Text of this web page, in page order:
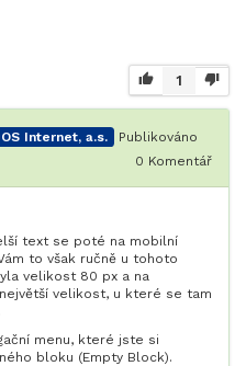
1
Internet, a.s.
Publikováno
0 Komentář
text se poté na mobilní
to však ručně u tohoto
velikost 80 px a na
velikost, u které se tam
menu, které jste si
bloku (Empty Block).